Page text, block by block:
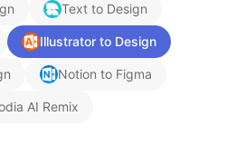
Text to Design
Illustrator to Design
Notion to Figma
AI Remix